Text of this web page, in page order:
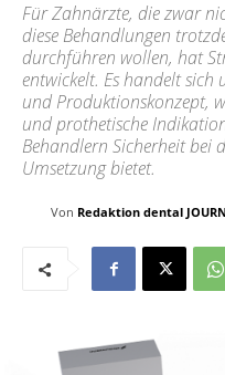
Für Zahnärzte, die zwar
diese Behandlungen
durchführen wollen, hat
entwickelt. Es handelt
und Produktionskonzept,
und prothetische
Behandlern Sicherheit bei
Umsetzung bietet.
Von Redaktion dental